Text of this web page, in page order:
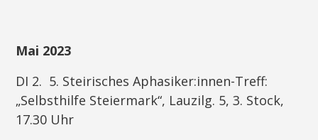
Mai 2023
DI 2. 5. Steirisches Aphasiker:innen-Treff:
„Selbsthilfe Steiermark“, Lauzilg. 5, 3. Stock,
17.30 Uhr